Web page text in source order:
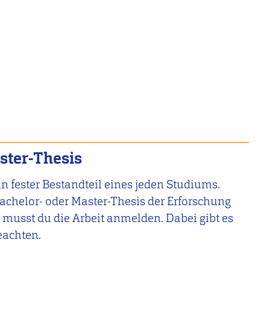
Thesis
fester Bestandteil eines jeden Studiums.
oder Master-Thesis der Erforschung
du die Arbeit anmelden. Dabei gibt es